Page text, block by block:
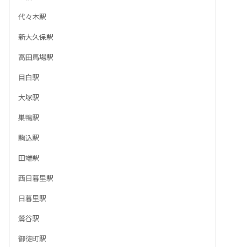
代々木駅
新大久保駅
高田馬場駅
目白駅
大塚駅
巣鴨駅
駒込駅
田端駅
西日暮里駅
日暮里駅
鶯谷駅
御徒町駅